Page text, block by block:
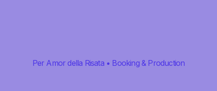
Per Amor della Risata • Booking & Production